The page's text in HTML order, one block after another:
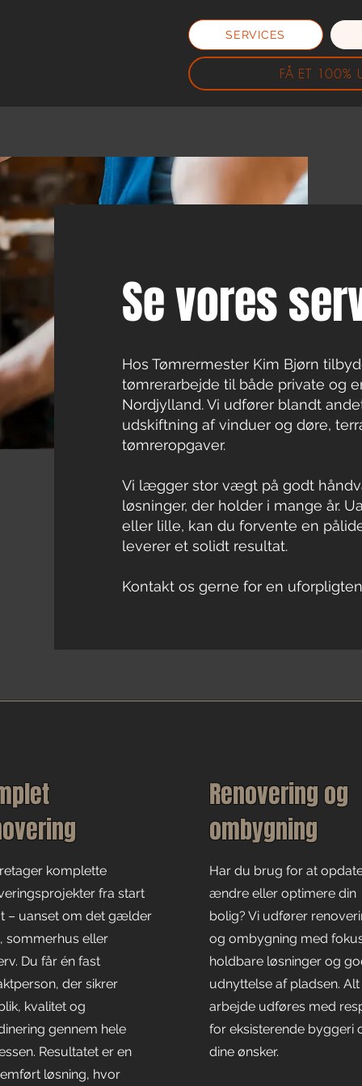
SERVICES
FÅ ET 100%
Se vores
Hos Tømrermester Kim Bjørn
tømrerarbejde til både private og
Nordjylland. Vi udfører blandt
udskiftning af vinduer og døre,
tømreropgaver.
Vi lægger stor vægt på godt
løsninger, der holder i mange år.
eller lille, kan du forvente en
leverer et solidt resultat.
Kontakt os gerne for en
komplette
fra start
– uanset om det gælder
sommerhus eller
Du får én fast
der sikrer
kvalitet og
gennem hele
Resultatet er en
løsning, hvor
Renovering og
ombygning
Har du brug for at
ændre eller optimere din
bolig? Vi udfører
og ombygning med
holdbare løsninger og
udnyttelse af pladsen. Alt
arbejde udføres med
for eksisterende byggeri
dine ønsker.